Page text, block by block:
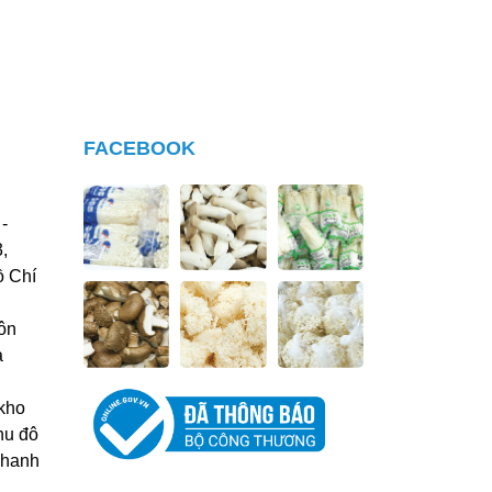
Chí
đô
FACEBOOK